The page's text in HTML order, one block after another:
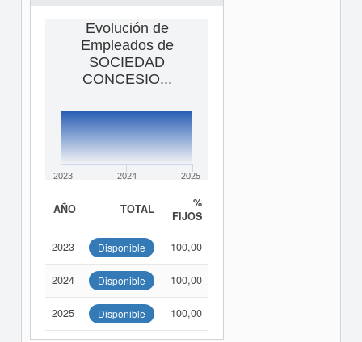
Evolución de
Empleados de
SOCIEDAD
CONCESIO...
2023 2024 2025
AÑO TOTAL
%
FIJOS
2023 Disponible 100,00
2024 Disponible 100,00
2025 Disponible 100,00